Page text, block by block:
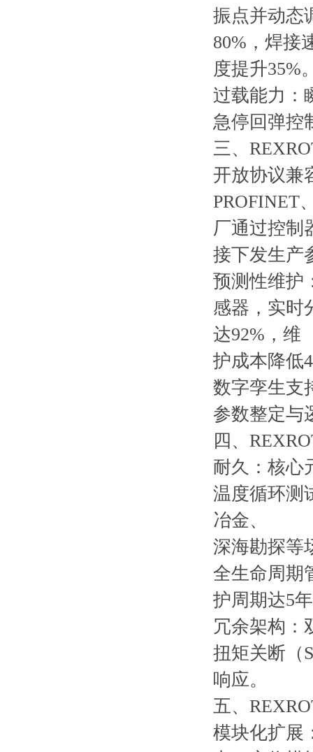
振点并动态
80%，焊接
度提升35%
过载能力：
急停回弹控
三、
开放协议兼
PROFINET
厂通过控制
接下发生产
预测性维护
感器，实时
达92%，维
护成本降低
数字孪生支
参数整定与
四、
耐久：核
温度循环测
冶金、
深海勘探等
全生命周期
护周期达5
冗余架构：
扭矩关断（
响应。
五、
模块化扩展